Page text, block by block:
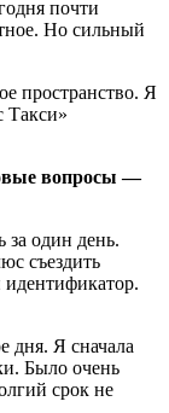
почти
Но сильный
пространство. Я
Такси»
вопросы —
за один день.
съездить
дня. Я сначала
Было очень
срок не